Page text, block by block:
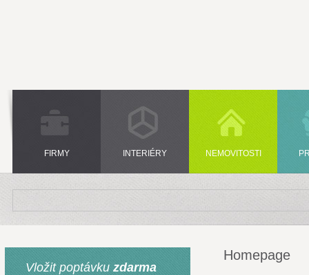
FIRMY INTERIÉRY NEMOVITOSTI
Vložit poptávku zdarma
Homepage